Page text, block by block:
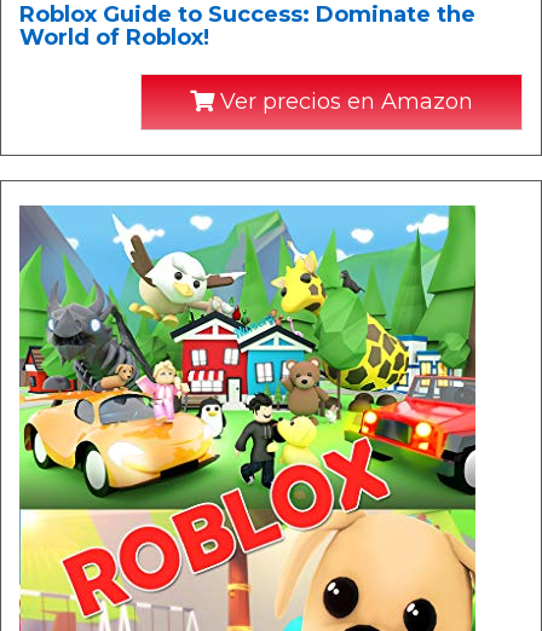
Roblox Guide to Success: Dominate the
World of Roblox!
Ver precios en Amazon